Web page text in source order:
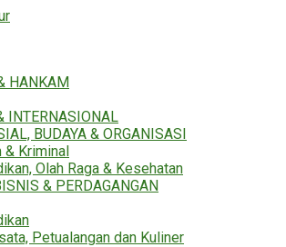
HANKAM
INTERNASIONAL
BUDAYA & ORGANISASI
& Kriminal
Olah Raga & Kesehatan
& PERDAGANGAN
Petualangan dan Kuliner